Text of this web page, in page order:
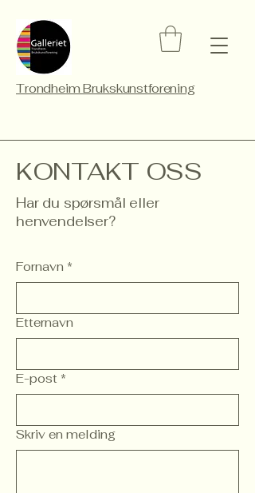
Trondheim Brukskunstforening
KONTAKT OSS
Har du spørsmål eller
henvendelser?
Fornavn *
Etternavn
E-post *
Skriv en melding